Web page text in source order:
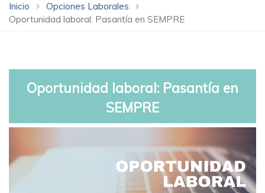
Inicio chevron_right Opciones Laborales chevron_right
Oportunidad laboral: Pasantía en SEMPRE
Oportunidad laboral: Pasantía en
SEMPRE